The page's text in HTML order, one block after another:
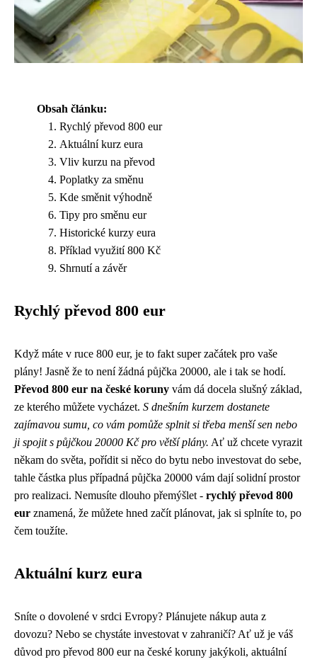
Obsah článku:
Rychlý převod 800 eur
Aktuální kurz eura
Vliv kurzu na převod
Poplatky za směnu
Kde směnit výhodně
Tipy pro směnu eur
Historické kurzy eura
Příklad využití 800 Kč
Shrnutí a závěr
Rychlý převod 800 eur
Když máte v ruce 800 eur, je to fakt super začátek pro vaše
plány! Jasně že to není žádná půjčka 20000, ale i tak se hodí.
Převod 800 eur na české koruny vám dá docela slušný základ,
ze kterého můžete vycházet. S dnešním kurzem dostanete
zajímavou sumu, co vám pomůže splnit si třeba menší sen nebo
ji spojit s půjčkou 20000 Kč pro větší plány. Ať už chcete vyrazit
někam do světa, pořídit si něco do bytu nebo investovat do sebe,
tahle částka plus případná půjčka 20000 vám dají solidní prostor
pro realizaci. Nemusíte dlouho přemýšlet - rychlý převod 800
eur znamená, že můžete hned začít plánovat, jak si splníte to, po
čem toužíte.
Aktuální kurz eura
Sníte o dovolené v srdci Evropy? Plánujete nákup auta z
dovozu? Nebo se chystáte investovat v zahraničí? Ať už je váš
důvod pro převod 800 eur na české koruny jakýkoli, aktuální